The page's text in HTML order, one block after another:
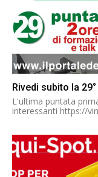
Rivedi subito la
L'ultima puntata